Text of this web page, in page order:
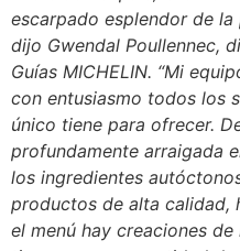
escarpado esplendor de la
dijo Gwendal Poullennec,
Guías MICHELIN. “Mi
con entusiasmo todos los
único tiene para ofrecer.
profundamente arraigada
los ingredientes
productos de alta calidad,
el menú hay creaciones